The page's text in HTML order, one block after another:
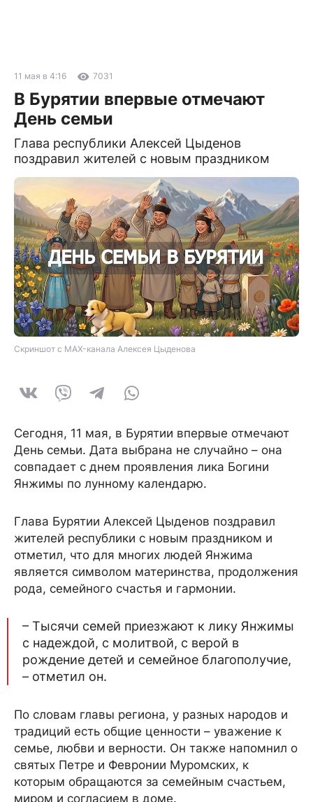
11 мая в 4:16 7031
В Бурятии впервые отмечают
День семьи
Глава республики Алексей Цыденов
поздравил жителей с новым праздником
Скриншот с MAX-канала Алексея Цыденова
Сегодня, 11 мая, в Бурятии впервые отмечают
День семьи. Дата выбрана не случайно – она
совпадает с днем проявления лика Богини
Янжимы по лунному календарю.
Глава Бурятии Алексей Цыденов поздравил
жителей республики с новым праздником и
отметил, что для многих людей Янжима
является символом материнства, продолжения
рода, семейного счастья и гармонии.
– Тысячи семей приезжают к лику Янжимы
с надеждой, с молитвой, с верой в
рождение детей и семейное благополучие,
– отметил он.
По словам главы региона, у разных народов и
традиций есть общие ценности – уважение к
семье, любви и верности. Он также напомнил о
святых Петре и Февронии Муромских, к
которым обращаются за семейным счастьем,
миром и согласием в доме.